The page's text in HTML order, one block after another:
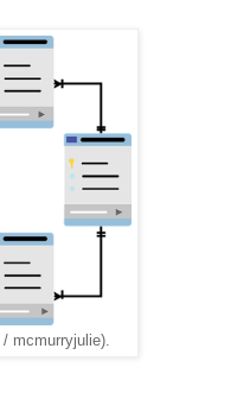
mcmurryjulie).